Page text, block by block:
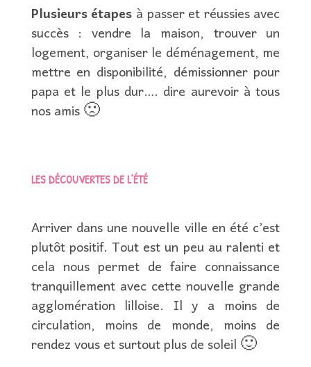
Plusieurs étapesà passer et réussies avec
succès : vendre la maison, trouver un
logement, organiser le déménagement, me
mettre en disponibilité, démissionner pour
papa et le plus dur…. dire aurevoir à tous
nos amis 🙁
LES DÉCOUVERTES DE L’ÉTÉ
Arriver dans une nouvelle ville en été c’est
plutôt positif. Tout est un peu au ralenti et
cela nous permet de faire connaissance
tranquillement avec cette nouvelle grande
agglomération lilloise. Il y a moins de
circulation, moins de monde, moins de
rendez vous et surtout plus de soleil 🙂